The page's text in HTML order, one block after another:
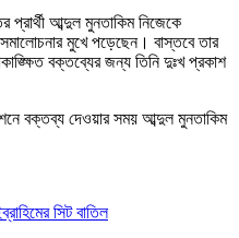
প্রার্থী আব্দুল মুনতাকিম নিজেকে
মুখে পড়েছেন। বাস্তবে তার
বক্তব্যের জন্য তিনি দুঃখ প্রকাশ
বক্তব্য দেওয়ার সময় আব্দুল মুনতাকিম
সিট বাতিল